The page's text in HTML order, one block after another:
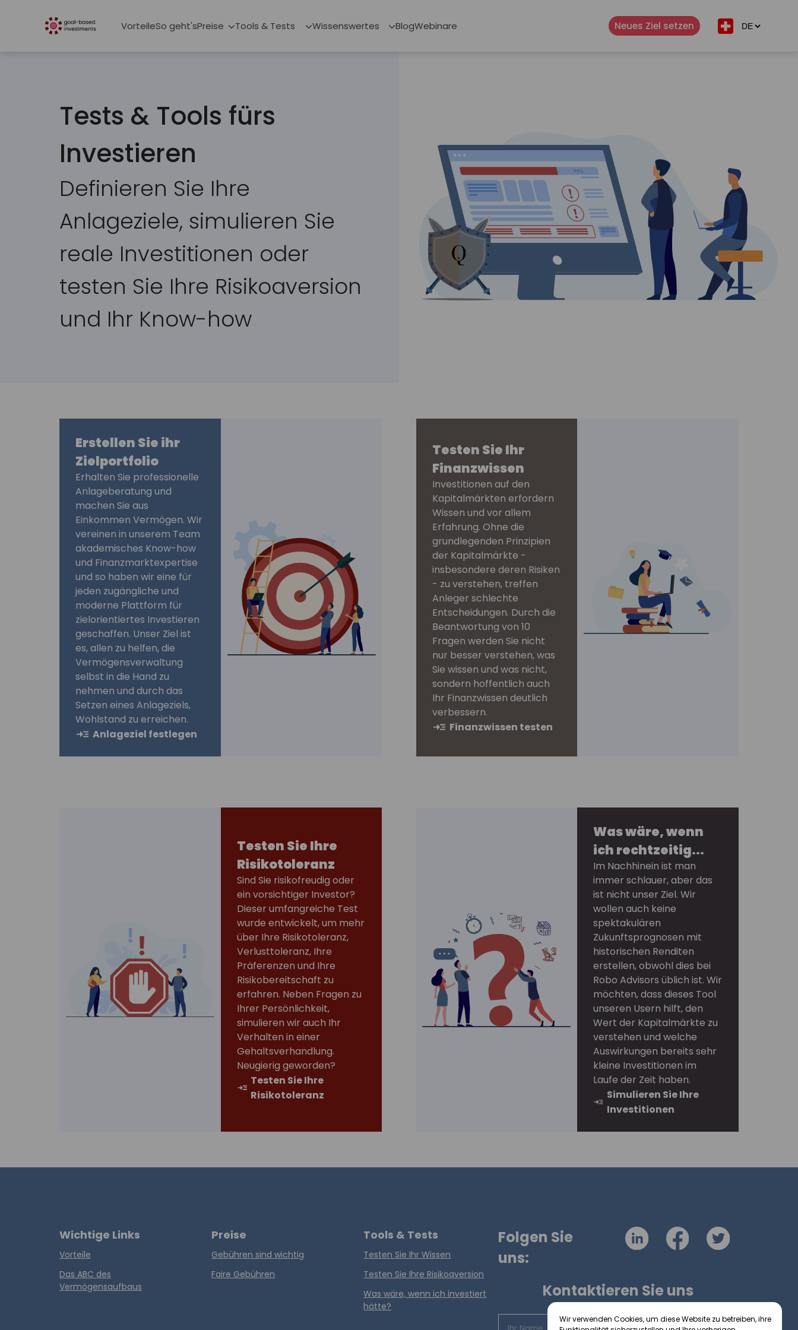
VorteileSo geht'sPreise Tools & Tests Wissenswertes BlogWebinare Neues Ziel setzen
Tests & Tools fürs
Investieren
Definieren Sie Ihre
Anlageziele, simulieren Sie
reale Investitionen oder
testen Sie Ihre Risikoaversion
und Ihr Know-how
Erstellen Sie ihr
Zielportfolio
Erhalten Sie professionelle
Anlageberatung und
machen Sie aus
Einkommen Vermögen. Wir
vereinen in unserem Team
akademisches Know-how
und Finanzmarktexpertise
und so haben wir eine für
jeden zugängliche und
moderne Plattform für
zielorientiertes Investieren
geschaffen. Unser Ziel ist
es, allen zu helfen, die
Vermögensverwaltung
selbst in die Hand zu
nehmen und durch das
Setzen eines Anlageziels,
Wohlstand zu erreichen.
Anlageziel festlegen
Testen Sie Ihr
Finanzwissen
Investitionen auf den
Kapitalmärkten erfordern
Wissen und vor allem
Erfahrung. Ohne die
grundlegenden Prinzipien
der Kapitalmärkte -
insbesondere deren Risiken
- zu verstehen, treffen
Anleger schlechte
Entscheidungen. Durch die
Beantwortung von 10
Fragen werden Sie nicht
nur besser verstehen, was
Sie wissen und was nicht,
sondern hoffentlich auch
Ihr Finanzwissen deutlich
verbessern.
Finanzwissen testen
Testen Sie Ihre
Risikotoleranz
Sind Sie risikofreudig oder
ein vorsichtiger Investor?
Dieser umfangreiche Test
wurde entwickelt, um mehr
über Ihre Risikotoleranz,
Verlusttoleranz, Ihre
Präferenzen und Ihre
Risikobereitschaft zu
erfahren. Neben Fragen zu
Ihrer Persönlichkeit,
simulieren wir auch Ihr
Verhalten in einer
Gehaltsverhandlung.
Neugierig geworden?
Testen Sie Ihre
Risikotoleranz
Was wäre, wenn
ich rechtzeitig...
Im Nachhinein ist man
immer schlauer, aber das
ist nicht unser Ziel. Wir
wollen auch keine
spektakulären
Zukunftsprognosen mit
historischen Renditen
erstellen, obwohl dies bei
Robo Advisors üblich ist. Wir
möchten, dass dieses Tool
unseren Usern hilft, den
Wert der Kapitalmärkte zu
verstehen und welche
Auswirkungen bereits sehr
kleine Investitionen im
Laufe der Zeit haben.
Simulieren Sie Ihre
Investitionen
Wichtige Links
Vorteile
Das ABC des
Vermögensaufbaus
Preise
Gebühren sind wichtig
Faire Gebühren
Tools & Tests
Testen Sie Ihr Wissen
Testen Sie Ihre Risikoaversion
Was wäre, wenn ich investiert
hätte?
Folgen Sie
uns:
Kontaktieren Sie uns
Wir verwenden Cookies, um diese Website zu betreiben, ihre